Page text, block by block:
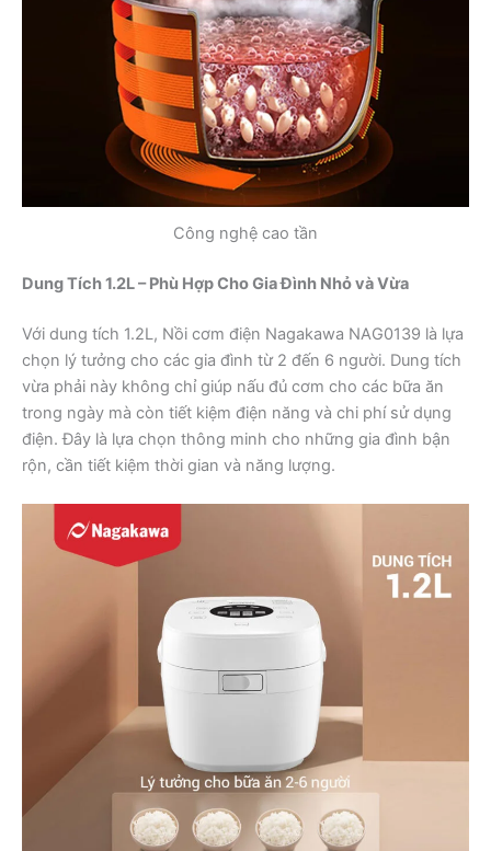
Công nghệ cao tần
Dung Tích 1.2L – Phù Hợp Cho Gia Đình Nhỏ và Vừa
Với dung tích 1.2L, Nồi cơm điện Nagakawa NAG0139 là lựa
chọn lý tưởng cho các gia đình từ 2 đến 6 người. Dung tích
vừa phải này không chỉ giúp nấu đủ cơm cho các bữa ăn
trong ngày mà còn tiết kiệm điện năng và chi phí sử dụng
điện. Đây là lựa chọn thông minh cho những gia đình bận
rộn, cần tiết kiệm thời gian và năng lượng.